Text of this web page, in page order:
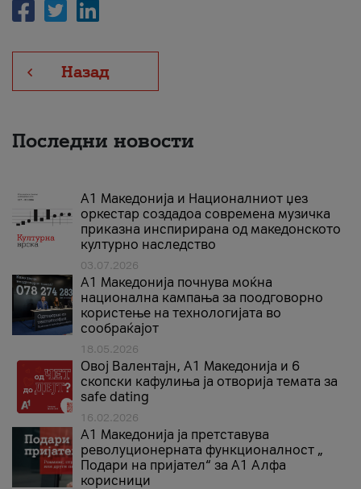
Назад
Последни новости
А1 Македонија и Националниот џез
оркестар создадоа современа музичка
приказна инспирирана од македонското
културно наследство
03.07.2026
A1 Македонија почнува моќна
национална кампања за поодговорно
користење на технологијата во
сообраќајот
18.05.2026
Овој Валентајн, A1 Македонија и 6
скопски кафулиња ја отворија темата за
safe dating
16.02.2026
А1 Македонија ја претставува
револуционерната функционалност „
Подари на пријател“ за А1 Алфа
корисници